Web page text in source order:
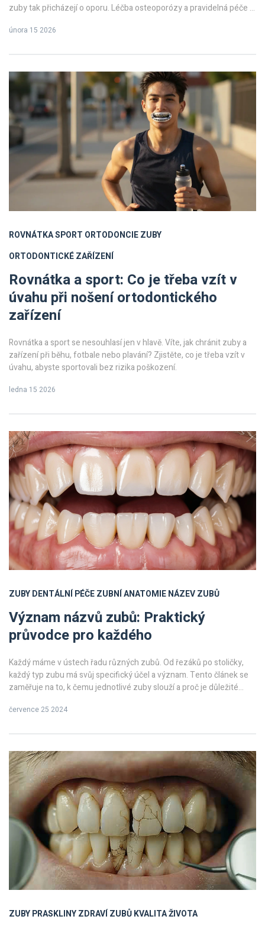
zuby tak přicházejí o oporu. Léčba osteoporózy a pravidelná péče o
února 15 2026
ROVNÁTKASPORT ORTODONCIEZUBY
ORTODONTICKÉ ZAŘÍZENÍ
Rovnátka a sport: Co je třeba vzít v
úvahu při nošení ortodontického
zařízení
Rovnátka a sport se nesouhlasí jen v hlavě. Víte, jak chránit zuby a
zařízení při běhu, fotbale nebo plavání? Zjistěte, co je třeba vzít v
úvahu, abyste sportovali bez rizika poškození.
ledna 15 2026
ZUBYDENTÁLNÍ PÉČEZUBNÍ ANATOMIENÁZEV ZUBŮ
Význam názvů zubů: Praktický
průvodce pro každého
Každý máme v ústech řadu různých zubů. Od řezáků po stoličky,
každý typ zubu má svůj specifický účel a význam. Tento článek se
zaměřuje na to, k čemu jednotlivé zuby slouží a proč je důležité
vám mohou pomoci v lepší péči o vaše zuby.
července 25 2024
ZUBYPRASKLINYZDRAVÍ ZUBŮKVALITA ŽIVOTA